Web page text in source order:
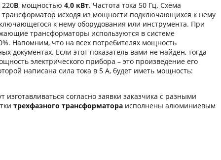
В, мощностью 4,0 кВт. Частота тока 50 Гц. Схема
исходя из мощности подключающихся к нему
к нему оборудования или инструмента. При
трансформаторы используются в системе
Напомним, что на всех потребителях мощность
документах. Если этот показатель вами не найден, тогда
электрического прибора – это произведение его
написана сила тока в 5 А, будет иметь мощность:
изготавливаться согласно заявки заказчика с разными
трехфазного трансформатора исполнены алюминиевым